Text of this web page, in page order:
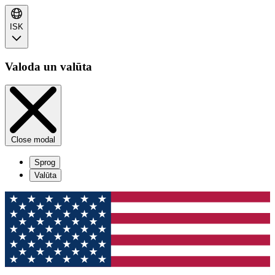
ISK
Valoda un valūta
Close modal
Sprog
Valūta